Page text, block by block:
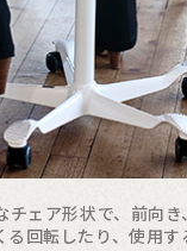
ェア形状で、前向き
回転したり、使用す